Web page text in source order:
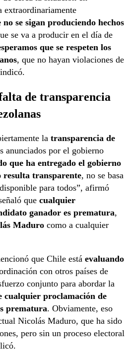
extraordinariamente
no se sigan produciendo hechos
se va a producir en el día de
que se respeten los
, que no hayan violaciones de
de transparencia
la transparencia de
anunciados por el gobierno
que ha entregado el gobierno
resulta transparente, no se basa
para todos”, afirmó
que cualquier
ganador es prematura,
Maduro como a cualquier
que Chile está evaluando
con otros países de
conjunto para abordar la
cualquier proclamación de
prematura. Obviamente, eso
Nicolás Maduro, que ha sido
pero sin un proceso electoral